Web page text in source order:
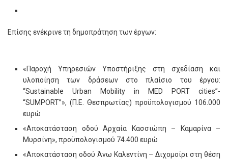
Επίσης ενέκρινε τη δημοπράτηση των έργων:
«Παροχή Υπηρεσιών Υποστήριξης στη σχεδίαση και
υλοποίηση των δράσεων στο πλαίσιο του έργου:
“Sustainable Urban Mobility in MED PORT cities”-
“SUMPORT”», (Π.Ε. Θεσπρωτίας) προϋπολογισμού 106.000
ευρώ
«Αποκατάσταση οδού Αρχαία Κασσιώπη – Καμαρίνα –
Μυρσίνη», προϋπολογισμού 74.400 ευρώ
«Αποκατάσταση οδού Άνω Καλεντίνη – Διχομοίρι στη θέση